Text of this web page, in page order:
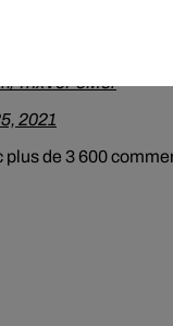
que je t’ai
Merci",
lui
YnxV6F5Mor
2021
de 3 600